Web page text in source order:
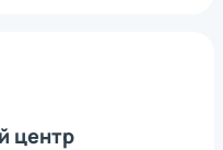
центр